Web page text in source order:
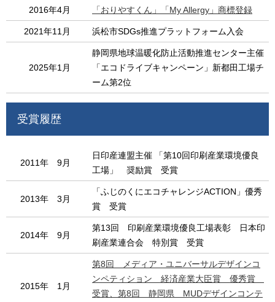
2016年4月 「おりやすくん」「My Allergy」商標登録
2021年11月 浜松市SDGs推進プラットフォーム入会
2025年1月
静岡県地球温暖化防止活動推進センター主催
「エコドライブキャンペーン」新都田工場チ
ーム第2位
受賞履歴
2011年 9月
日印産連盟主催 「第10回印刷産業環境優良
工場」 奨励賞 受賞
2013年 3月
「ふじのくにエコチャレンジACTION」優秀
賞 受賞
2014年 9月
第13回 印刷産業環境優良工場表彰 日本印
刷産業連合会 特別賞 受賞
2015年 1月
第8回 メディア・ユニバーサルデザインコ
ンペティション 経済産業大臣賞 優秀賞
受賞、第8回 静岡県 MUDデザインコンテ